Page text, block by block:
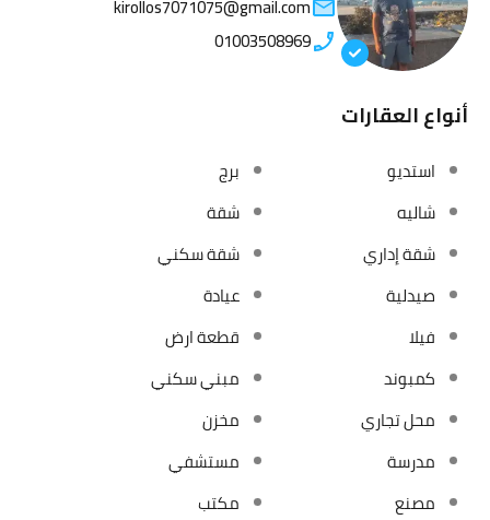
kirollos7071075@gmail.com
01003508969
أنواع العقارات
استديو
برج
شاليه
شقة
شقة إداري
شقة سكني
صيدلية
عيادة
فيلا
قطعة ارض
كمبوند
مبني سكني
محل تجاري
مخزن
مدرسة
مستشفي
مصنع
مكتب